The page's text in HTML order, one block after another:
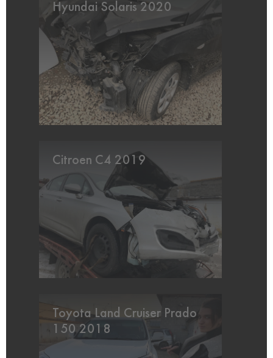
Hyundai Solaris 2020
Citroen C4 2019
Toyota Land Cruiser Prado
150 2018